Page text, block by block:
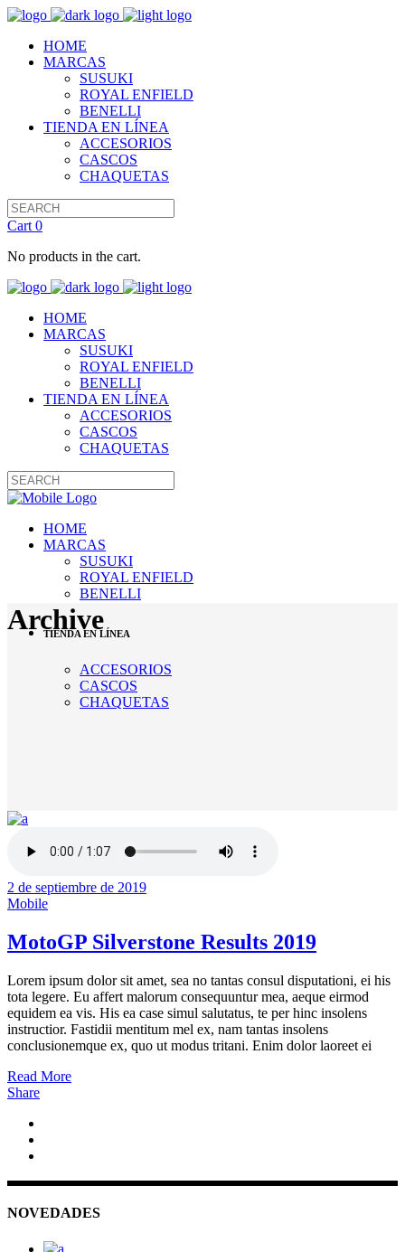
HOME
MARCAS
SUSUKI
ROYAL ENFIELD
BENELLI
TIENDA EN LÍNEA
ACCESORIOS
CASCOS
CHAQUETAS
Cart 0
No products in the cart.
HOME
MARCAS
SUSUKI
ROYAL ENFIELD
BENELLI
TIENDA EN LÍNEA
ACCESORIOS
CASCOS
CHAQUETAS
HOME
MARCAS
SUSUKI
ROYAL ENFIELD
BENELLI
TIENDA EN LÍNEA
ACCESORIOS
CASCOS
CHAQUETAS
Archive
2 de septiembre de 2019
Mobile
MotoGP Silverstone Results 2019
Lorem ipsum dolor sit amet, sea no tantas consul disputationi, ei his
tota legere. Eu affert malorum consequuntur mea, aeque eirmod
equidem ea vis. His ea case simul salutatus, te per hinc insolens
instructior. Fastidii mentitum mel ex, nam tantas insolens
conclusionemque ex, quo ut modus tritani. Enim dolor laoreet ei
Read More
Share
NOVEDADES